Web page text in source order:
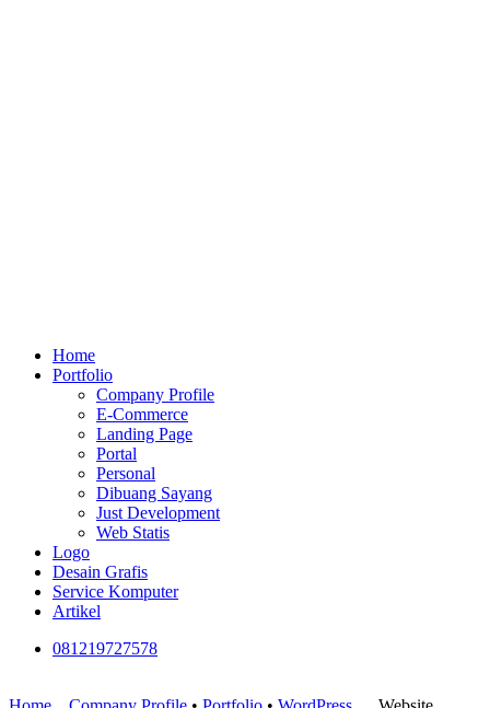
Home
Portfolio
Company Profile
E-Commerce
Landing Page
Portal
Personal
Dibuang Sayang
Just Development
Web Statis
Logo
Desain Grafis
Service Komputer
Artikel
081219727578